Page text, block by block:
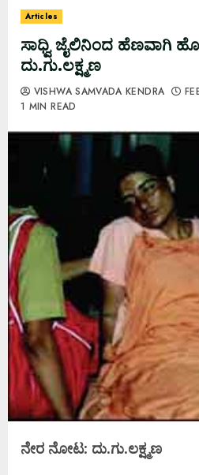
Articles
ಸಾಧ್ವಿ ಜೈಲಿನಿಂದ ಹೆಣವಾಗಿ
ದು.ಗು.ಲಕ್ಷ್ಮಣ
VISHWA SAMVADA KENDRA
1 MIN READ
ನೇರ ನೋಟ: ದು.ಗು.ಲಕ್ಷ್ಮಣ